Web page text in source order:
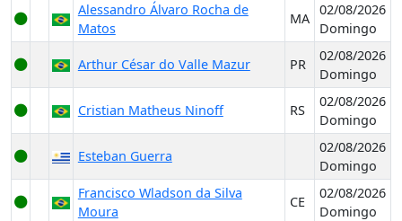
Alessandro Álvaro Rocha de
Matos
MA
02/08/2026
Domingo
Arthur César do Valle Mazur PR
02/08/2026
Domingo
Cristian Matheus Ninoff RS
02/08/2026
Domingo
Esteban Guerra
02/08/2026
Domingo
Francisco Wladson da Silva
Moura
CE
02/08/2026
Domingo